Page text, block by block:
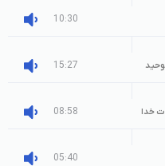
10:30
15:27
خدا 08:58
05:40